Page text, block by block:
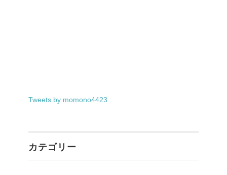
Tweets by momono4423
カテゴリー